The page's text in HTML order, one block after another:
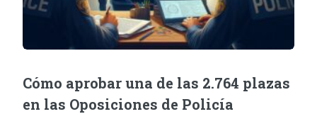
Cómo aprobar una de las 2.764 plazas
en las Oposiciones de Policía